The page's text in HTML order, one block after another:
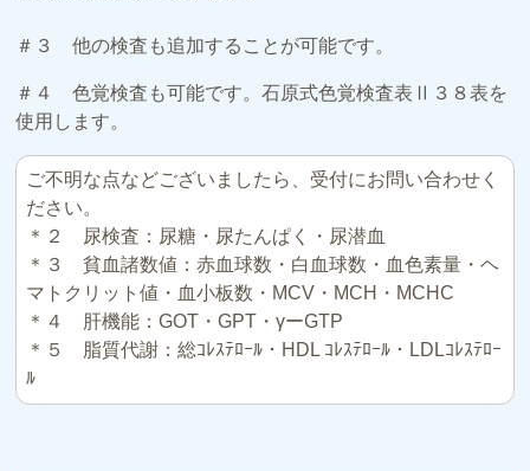
＃３ 他の検査も追加することが可能です。
＃４ 色覚検査も可能です。石原式色覚検査表Ⅱ３８表を
使用します。
ご不明な点などございましたら、受付にお問い合わせく
ださい。
＊２ 尿検査：尿糖・尿たんぱく・尿潜血
＊３ 貧血諸数値：赤血球数・白血球数・血色素量・ヘ
マトクリット値・血小板数・MCV・MCH・MCHC
＊４ 肝機能：GOT・GPT・γーGTP
＊５ 脂質代謝：総ｺﾚｽﾃﾛｰﾙ・HDL ｺﾚｽﾃﾛｰﾙ・LDLｺﾚｽﾃﾛｰ
ﾙ